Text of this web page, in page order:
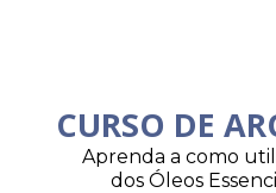
CURSO DE
Aprenda a como
dos Óleos